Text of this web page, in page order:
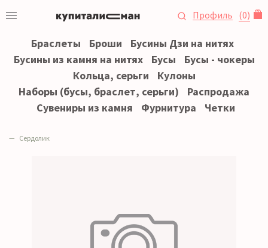
Профиль (0)
Браслеты Броши
Бусины Дзи на нитях
Бусины из камня на нитях
Бусы
Бусы - чокеры
Кольца, серьги
Кулоны
Наборы (бусы, браслет, серьги)
Распродажа
Сувениры из камня
Фурнитура Четки
Сердолик